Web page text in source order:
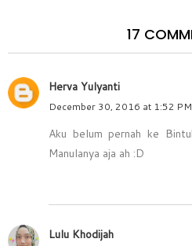
17
Herva Yulyanti
December 30, 2016 at 1:52 PM
Aku belum pernah ke
Manulanya aja ah :D
Lulu Khodijah